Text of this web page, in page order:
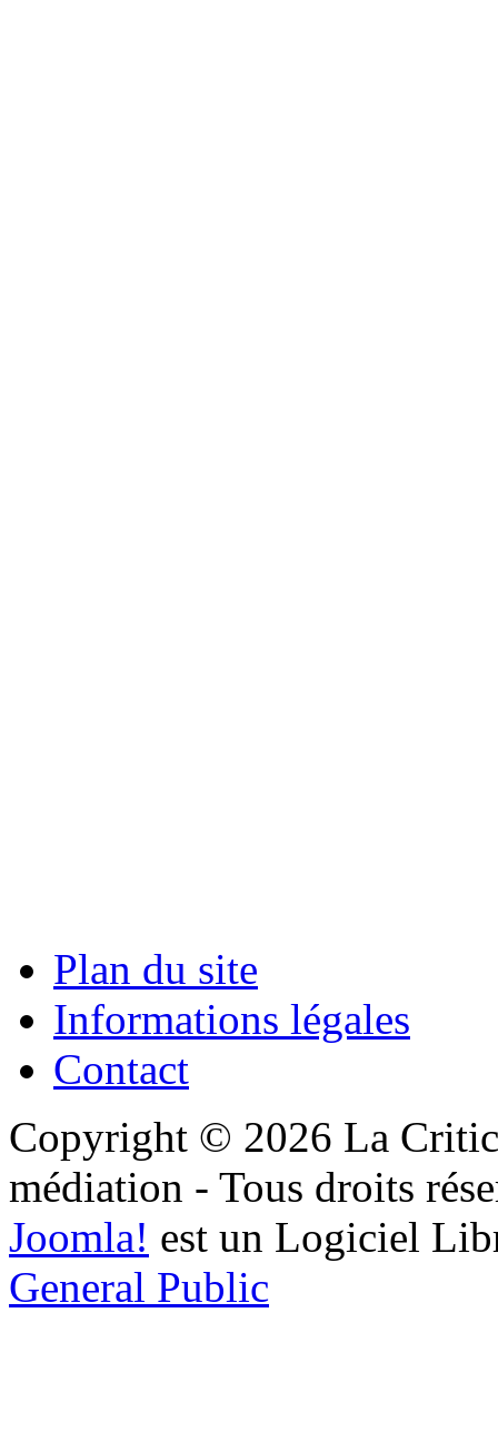
Plan du site
Informations légales
Contact
Copyright © 2026 La
médiation - Tous droits
Joomla! est un Logiciel
General Public